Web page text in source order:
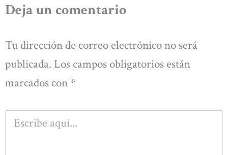
Deja un comentario
Tu dirección de correo electrónico no será
publicada. Los campos obligatorios están
marcados con *
Escribe
aquí...